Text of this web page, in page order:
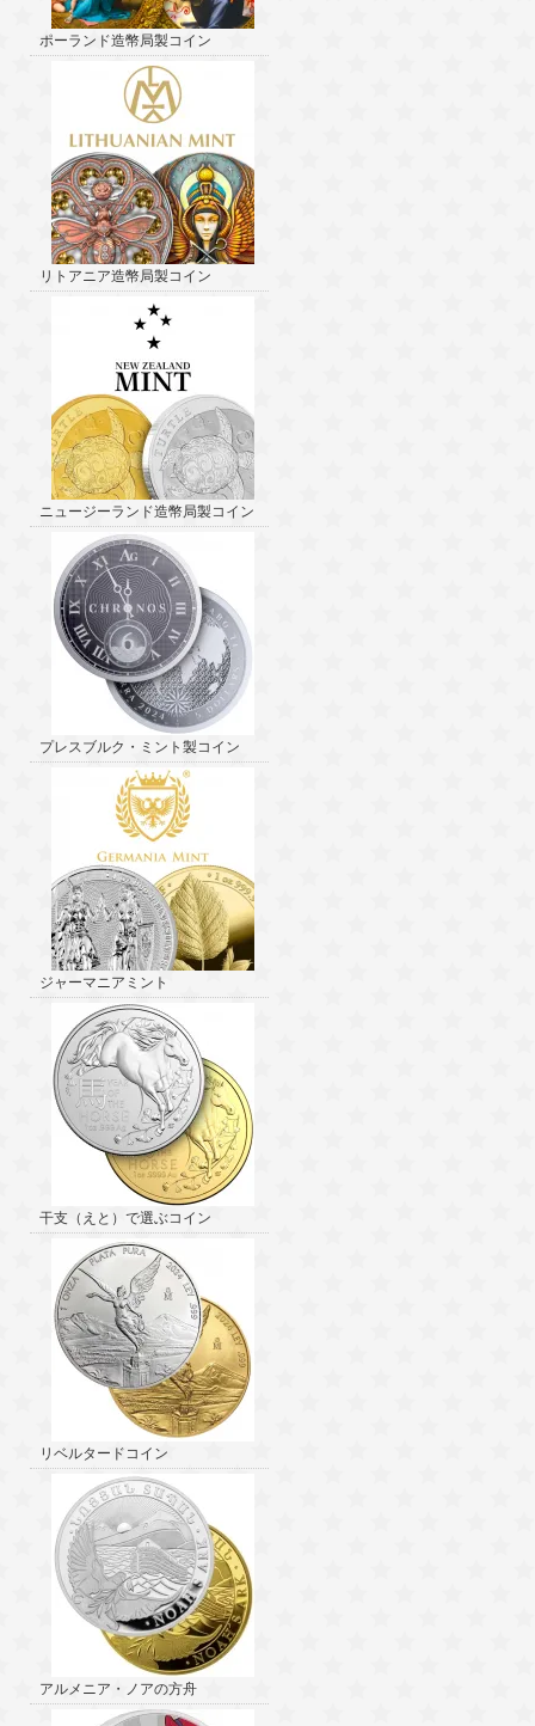
ポーランド造幣局製コイン
リトアニア造幣局製コイン
ニュージーランド造幣局製コイン
プレスブルク・ミント製コイン
ジャーマニアミント
干支（えと）で選ぶコイン
リベルタードコイン
アルメニア・ノアの方舟